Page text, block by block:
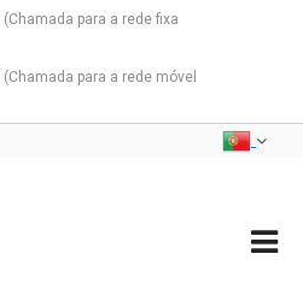
(Chamada para a rede fixa
(Chamada para a rede móvel